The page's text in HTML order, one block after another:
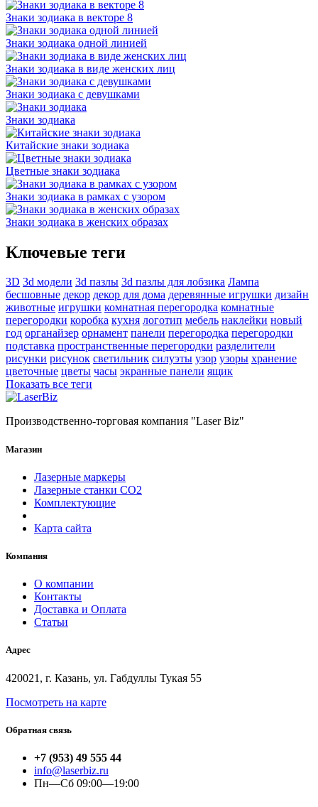
Знаки зодиака в векторе 8
Знаки зодиака одной линией
Знаки зодиака в виде женских лиц
Знаки зодиака с девушками
Знаки зодиака
Китайские знаки зодиака
Цветные знаки зодиака
Знаки зодиака в рамках с узором
Знаки зодиака в женских образах
Ключевые теги
3D 3d модели 3d пазлы 3d пазлы для лобзика Лампа
бесшовные декор декор для дома деревянные игрушки дизайн
животные игрушки комнатная перегородка комнатные
перегородки коробка кухня логотип мебель наклейки новый
год органайзер орнамент панели перегородка перегородки
подставка пространственные перегородки разделители
рисунки рисунок светильник силуэты узор узоры хранение
цветочные цветы часы экранные панели ящик
Показать все теги
Производственно-торговая компания "Laser Biz"
Магазин
Лазерные маркеры
Лазерные станки СО2
Комплектующие
Карта сайта
Компания
О компании
Контакты
Доставка и Оплата
Статьи
Адрес
420021, г. Казань, ул. Габдуллы Тукая 55
Посмотреть на карте
Обратная связь
+7 (953) 49 555 44
info@laserbiz.ru
Пн—Сб 09:00—19:00